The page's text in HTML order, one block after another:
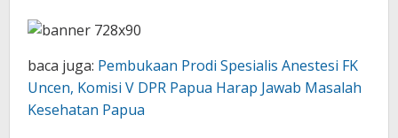
baca juga: Pembukaan Prodi Spesialis Anestesi FK
Uncen, Komisi V DPR Papua Harap Jawab Masalah
Kesehatan Papua